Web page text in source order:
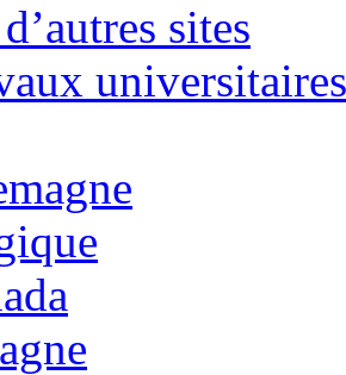
sites
universitaires